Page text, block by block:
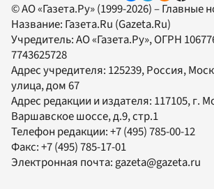
© АО «Газета.Ру» (1999-2026) – Главные
Название: Газета.Ru (Gazeta.Ru)
Учредитель:АО «Газета.Ру», ОГРН
7743625728
Адрес учредителя: 125239, Россия,
улица, дом 67
Адрес редакции и издателя: 117105, г.
Варшавское шоссе, д.9, стр.1
Телефон редакции:+7 (495) 785-00-12
Факс:+7 (495) 785-17-01
Электронная почта:gazeta@gazeta.ru